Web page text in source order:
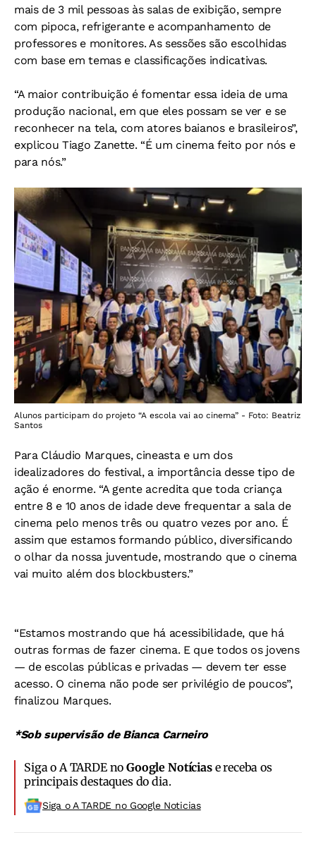
mais de 3 mil pessoas às salas de exibição, sempre
com pipoca, refrigerante e acompanhamento de
professores e monitores. As sessões são escolhidas
com base em temas e classificações indicativas.
“A maior contribuição é fomentar essa ideia de uma
produção nacional, em que eles possam se ver e se
reconhecer na tela, com atores baianos e brasileiros”,
explicou Tiago Zanette. “É um cinema feito por nós e
para nós.”
Alunos participam do projeto “A escola vai ao cinema” - Foto: Beatriz
Santos
Para Cláudio Marques, cineasta e um dos
idealizadores do festival, a importância desse tipo de
ação é enorme. “A gente acredita que toda criança
entre 8 e 10 anos de idade deve frequentar a sala de
cinema pelo menos três ou quatro vezes por ano. É
assim que estamos formando público, diversificando
o olhar da nossa juventude, mostrando que o cinema
vai muito além dos blockbusters.”
“Estamos mostrando que há acessibilidade, que há
outras formas de fazer cinema. E que todos os jovens
— de escolas públicas e privadas — devem ter esse
acesso. O cinema não pode ser privilégio de poucos”,
finalizou Marques.
*Sob supervisão de Bianca Carneiro
Siga o A TARDE noGoogle Notíciase receba os
principais destaques do dia.
Siga o A TARDE no Google Noticias